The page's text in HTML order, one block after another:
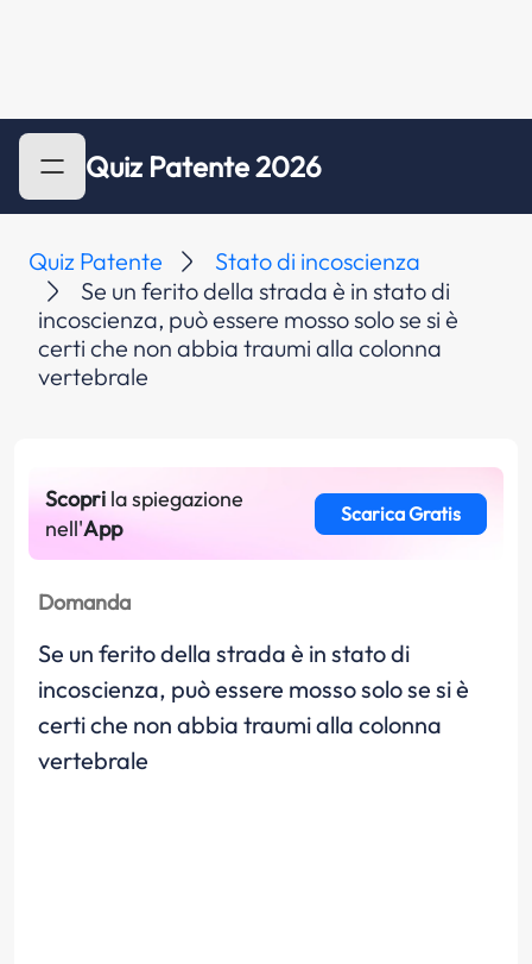
Quiz Patente 2026
Quiz Patente
Stato di incoscienza
Se un ferito della strada è in stato di
incoscienza, può essere mosso solo se si è
certi che non abbia traumi alla colonna
vertebrale
Scopri la spiegazione
nell'App
Scarica Gratis
Domanda
Se un ferito della strada è in stato di
incoscienza, può essere mosso solo se si è
certi che non abbia traumi alla colonna
vertebrale